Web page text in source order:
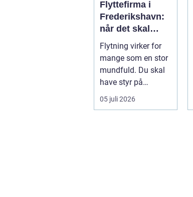
Flyttefirma i
Frederikshavn:
når det skal
være nemt at
komme videre
Flytning virker for
mange som en stor
mundfuld. Du skal
have styr på
nedpakning, tunge
l&oslas...
05 juli 2026